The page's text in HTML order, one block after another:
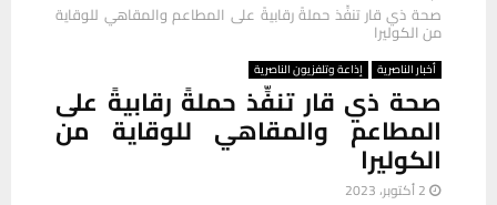
صحة ذي قار تنفِّذ حملةً رقابيةً على المطاعم والمقاهي للوقاية
من الكوليرا
أخبار الناصرية إذاعة وتلفزيون الناصرية
صحة ذي قار تنفِّذ حملةً رقابيةً على
المطاعم والمقاهي للوقاية من
الكوليرا
2 أكتوبر، 2023